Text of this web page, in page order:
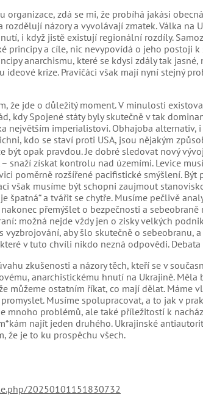
organizace, zdá se mi, že probíhá jakási
názory a vyvolávají zmatek. Válka na
i když jistě existují regionální rozdíly.
principy a cíle, nic nevypovídá o jeho postoji
anarchismu, které se kdysi zdály tak
ideové krize. Pravičáci však mají nyní stejný
že jde o důležitý moment. V minulosti
kdy Spojené státy byly skutečně v tak
největším imperialistovi. Obhajoba alternativ,
kdo se staví proti USA, jsou nějakým
být opak pravdou. Je dobré sledovat nový
snaží získat kontrolu nad územími. Levice
poměrně rozšířené pacifistické smýšlení.
však musíme být schopni zaujmout
špatná“ a tvářit se chytře. Musíme pečlivě
přemýšlet o bezpečnosti a
možná nejde vždy jen o zisky velkých
vyzbrojování, aby šlo skutečně o sebeobranu,
v tuto chvíli nikdo nezná odpovědi.
zkušenosti a názory těch, kteří se v
anarchistickému hnutí na Ukrajině.
můžeme ostatním říkat, co mají dělat. Máme
Musíme spolupracovat, a to jak v
mnoho problémů, ale také příležitostí k
najít jeden druhého. Ukrajinské
že je to ku prospěchu všech.
20250101151830732